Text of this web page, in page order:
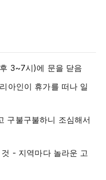
3~7시)에 문을 닫음
아인이 휴가를 떠나 일
구불구불하니 조심해서
- 지역마다 놀라운 고